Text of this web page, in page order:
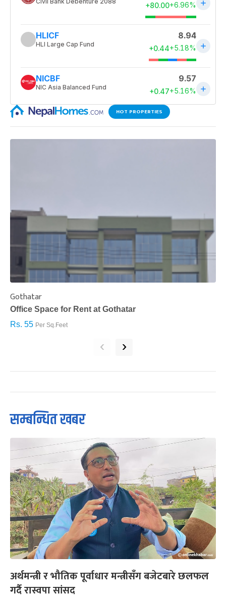
HOT PROPERTIES
Gothatar
Office Space for Rent at Gothatar
Rs. 55 Per Sq.Feet
‹ ›
सम्बन्धित खबर
अर्थमन्त्री र भौतिक पूर्वाधार मन्त्रीसँग बजेटबारे छलफल
गर्दै रास्वपा सांसद